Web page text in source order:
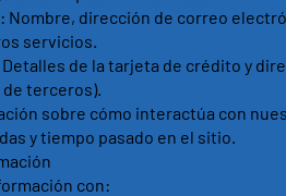
dirección de correo
servicios.
de la tarjeta de crédito y
terceros).
sobre cómo interactúa con
y tiempo pasado en el sitio.
con: